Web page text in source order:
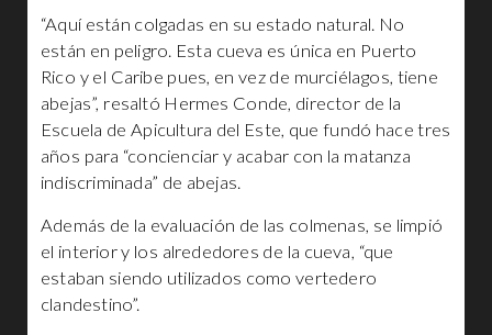
“Aquí están colgadas en su estado natural. No
están en peligro. Esta cueva es única en Puerto
Rico y el Caribe pues, en vez de murciélagos, tiene
abejas”, resaltó Hermes Conde, director de la
Escuela de Apicultura del Este, que fundó hace tres
años para “concienciar y acabar con la matanza
indiscriminada” de abejas.
Además de la evaluación de las colmenas, se limpió
el interior y los alrededores de la cueva, “que
estaban siendo utilizados como vertedero
clandestino”.